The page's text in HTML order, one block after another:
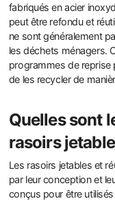
fabriqués en acier
peut être refondu et
ne sont généralement
les déchets ménagers.
programmes de reprise
de les recycler de
Quelles sont
rasoirs
Les rasoirs jetables et
par leur conception et
conçus pour être